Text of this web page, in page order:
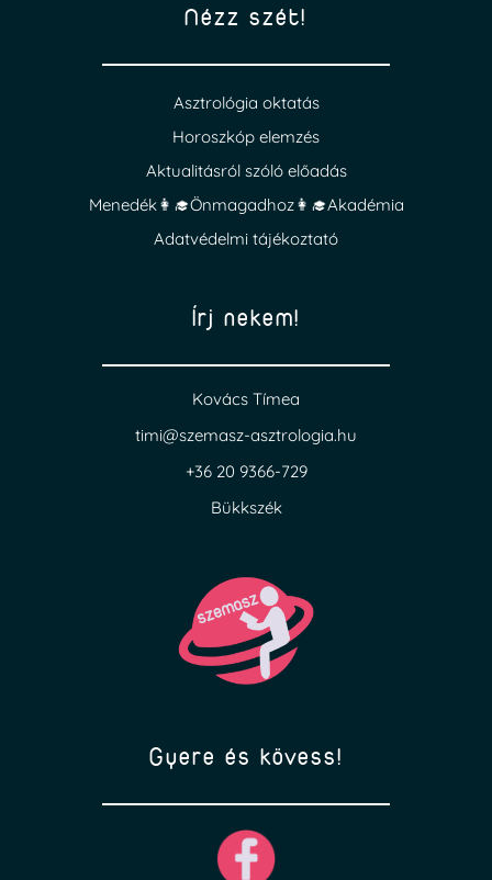
Nézz szét!
Asztrológia oktatás
Horoszkóp elemzés
Aktualitásról szóló előadás
Menedék👩‍🎓Önmagadhoz👩‍🎓Akadémia
Adatvédelmi tájékoztató
Írj nekem!
Kovács Tímea
timi@szemasz-asztrologia.hu
+36 20 9366-729
Bükkszék
Gyere és kövess!